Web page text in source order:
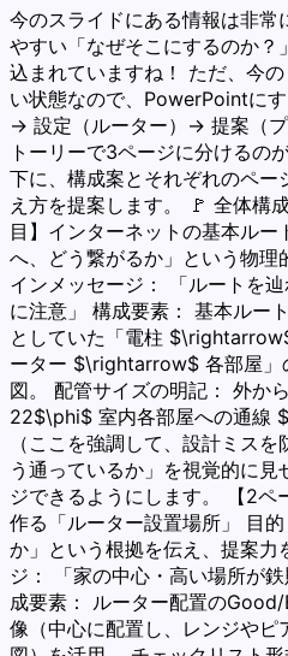
今のスライドにある情報は非常
やすい「なぜそこにするのか？
込まれていますね！ ただ、今
い状態なので、PowerPointにす
→ 設定（ルーター）→ 提案（
トーリーで3ページに分けるの
下に、構成案とそれぞれのペ
え方を提案します。 🚩 全体構
目】インターネットの基本ル
へ、どう繋がるか」という物理
インメッセージ： 「ルートを
に注意」 構成要素： 基本ルー
としていた「電柱
ーター $\rightarrow$ 各部屋」
図。 配管サイズの明記： 外
22$\phi$ 室内各部屋への通線
（ここを強調して、設計ミス
う通っているか」を視覚的に
ジできるようにします。 【2ペ
作る「ルーター設置場所」 目
か」という根拠を伝え、提案力
ジ： 「家の中心・高い場所が
成要素： ルーター配置の
像（中心に配置し、レンジやピ